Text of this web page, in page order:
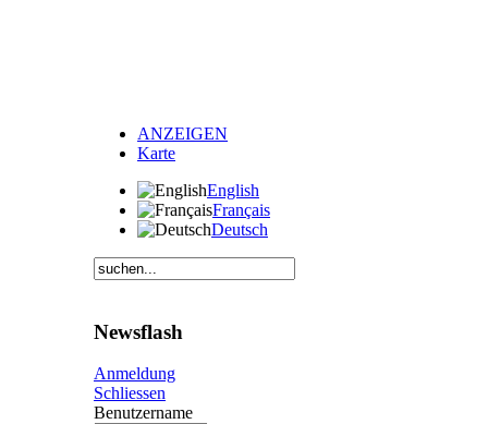
ANZEIGEN
Karte
English
Français
Deutsch
Newsflash
Anmeldung
Schliessen
Benutzername